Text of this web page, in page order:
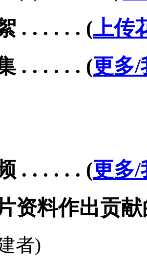
. . . . . . (上传
. . . . . . (更多/
. . . . . . (更多/
资料作出贡献
者)